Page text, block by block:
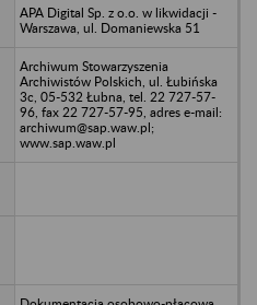
APA Digital Sp. z o.o. w likwidacji -
Warszawa, ul. Domaniewska 51
Archiwum Stowarzyszenia
Archiwistów Polskich, ul. Łubińska
3c, 05-532 Łubna, tel. 22 727-57-
96, fax 22 727-57-95, adres e-mail:
archiwum@sap.waw.pl;
www.sap.waw.pl